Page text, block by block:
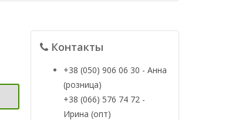
Контакты
+38 (050) 906 06 30 - Анна
(розница)
+38 (066) 576 74 72 -
Ирина (опт)